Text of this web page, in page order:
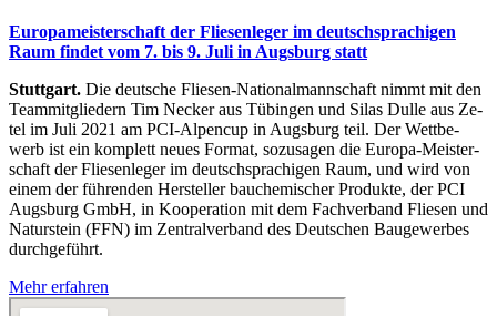
Eu­ro­pa­meis­ter­schaft der Flie­sen­le­ger im deutsch­spra­chi­gen
Raum fin­det vom 7. bis 9. Juli in Augs­burg statt
Stuttgart. Die deut­sche Flie­sen-Na­tio­nal­mann­schaft nimmt mit den
Team­mit­glie­dern Tim Ne­cker aus Tü­bin­gen und Si­las Dul­le aus Ze­
tel im Juli 2021 am PCI-Al­pen­cup in Augs­burg teil. Der Wett­be­
werb ist ein kom­plett neu­es For­mat, so­zu­sa­gen die Eu­ro­pa-Meis­ter­
schaft der Flie­sen­le­ger im deutsch­spra­chi­gen Raum, und wird von
ei­nem der füh­ren­den Her­stel­ler bau­che­mi­scher Pro­duk­te, der PCI
Augs­burg GmbH, in Ko­ope­ra­ti­on mit dem Fach­ver­band Flie­sen und
Na­tur­stein (FFN) im Zen­tral­ver­band des Deut­schen Bau­ge­wer­bes
durch­ge­führt.
Mehr erfahren